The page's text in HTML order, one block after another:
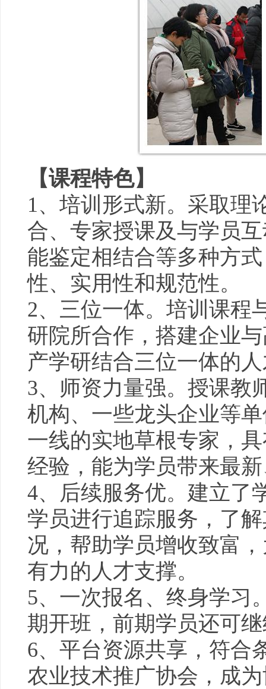
【课程特色】
1、培训形式新。采取理
合、专家授课及与学员
能鉴定相结合等多种方
性、实用性和规范性。
2、三位一体。培训课程
研院所合作，搭建企业
产学研结合三位一体的
3、师资力量强。授课教
机构、一些龙头企业等
一线的实地草根专家，
经验，能为学员带来最
4、后续服务优。建立了
学员进行追踪服务，了
况，帮助学员增收致富
有力的人才支撑。
5、一次报名、终身学习
期开班，前期学员还可
6、平台资源共享，符合
农业技术推广协会，成